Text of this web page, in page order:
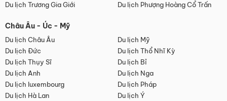
Du lịch Trương Gia Giới
Du lịch Phượng Hoàng Cổ Trấn
Châu Âu - Úc - Mỹ
Du lịch Châu Âu
Du lịch Mỹ
Du lịch Đức
Du lịch Thổ Nhĩ Kỳ
Du lịch Thụy Sĩ
Du lịch Bỉ
Du lịch Anh
Du lịch Nga
Du lịch luxembourg
Du lịch Pháp
Du lịch Hà Lan
Du lịch Ý